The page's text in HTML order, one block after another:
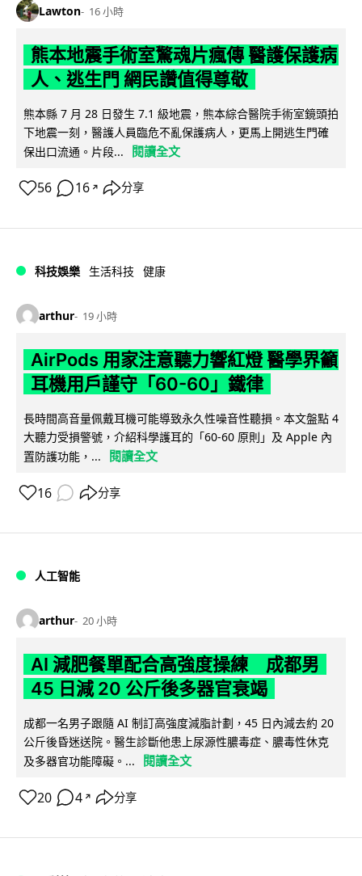
Lawton 16 小時
熊本地震手術室驚魂片瘋傳 醫護保護病
人、逃生門 網民讚值得尊敬
熊本縣 7 月 28 日發生 7.1 級地震，熊本綜合醫院手術室鏡頭拍
下地震一刻，醫護人員臨危不亂保護病人，更馬上開逃生門確
保出口流通。片段...
閱讀全文
56 16 ↗ 分享
科技娛樂 生活科技 健康
arthur 19 小時
AirPods 用家注意聽力響紅燈 醫學界籲
耳機用戶謹守「60-60」鐵律
長時間高音量佩戴耳機可能導致永久性噪音性聽損。本文盤點 4
大聽力受損警號，介紹科學護耳的「60-60 原則」及 Apple 內
置防護功能，...
閱讀全文
16 分享
人工智能
arthur 20 小時
AI 減肥餐單配合高強度操練 成都男
45 日減 20 公斤後多器官衰竭
成都一名男子跟隨 AI 制訂高強度減脂計劃，45 日內減去約 20
公斤後昏迷送院。醫生診斷他患上尿源性膿毒症、膿毒性休克
及多器官功能障礙。...
閱讀全文
20 4 ↗ 分享